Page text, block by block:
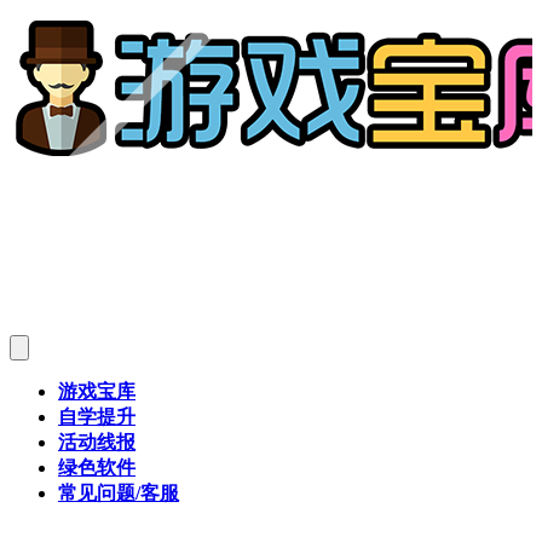
游戏宝库
自学提升
活动线报
绿色软件
常见问题/客服